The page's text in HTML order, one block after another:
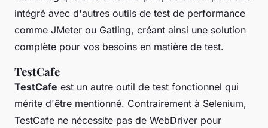
intégré avec d'autres outils de test de performance
comme JMeter ou Gatling, créant ainsi une solution
complète pour vos besoins en matière de test.
TestCafe
TestCafe est un autre outil de test fonctionnel qui
mérite d'être mentionné. Contrairement à Selenium,
TestCafe ne nécessite pas de WebDriver pour